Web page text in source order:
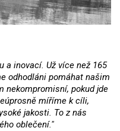
a inovací. Už více než 165
odhodláni pomáhat našim
nekompromisní, pokud jde
míříme k cíli,
jakosti. To z nás
oblečení."